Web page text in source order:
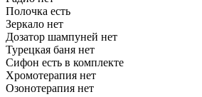
Полочка есть
Зеркало нет
Дозатор шампуней нет
Турецкая баня нет
Сифон есть в комплекте
Хромотерапия нет
Озонотерапия нет